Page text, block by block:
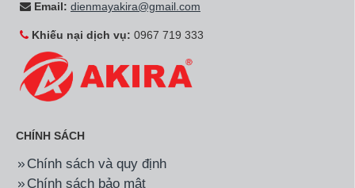
Email: dienmayakira@gmail.com
Khiếu nại dịch vụ: 0967 719 333
CHÍNH SÁCH
Chính sách và quy định
Chính sách bảo mật